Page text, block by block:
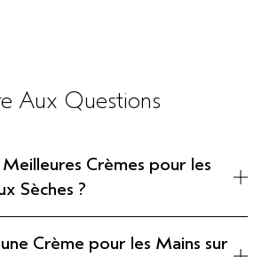
Aux Questions
Crèmes pour les
Sèches ?
Crème pour les Mains sur